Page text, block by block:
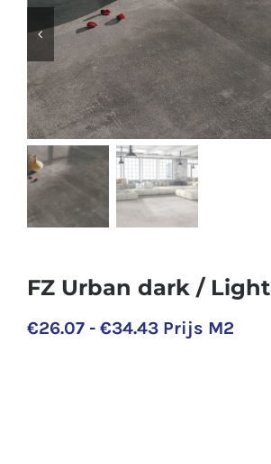
FZ Urban dark / Light
€26.07 - €34.43Prijsklasse:
Prijs M2